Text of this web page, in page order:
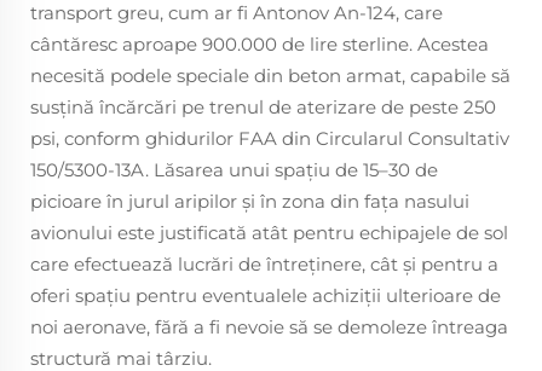
transport greu, cum ar fi Antonov An-124, care
cântăresc aproape 900.000 de lire sterline. Acestea
necesită podele speciale din beton armat, capabile să
susțină încărcări pe trenul de aterizare de peste 250
psi, conform ghidurilor FAA din Circularul Consultativ
150/5300-13A. Lăsarea unui spațiu de 15–30 de
picioare în jurul aripilor și în zona din fața nasului
avionului este justificată atât pentru echipajele de sol
care efectuează lucrări de întreținere, cât și pentru a
oferi spațiu pentru eventualele achiziții ulterioare de
noi aeronave, fără a fi nevoie să se demoleze întreaga
structură mai târziu.